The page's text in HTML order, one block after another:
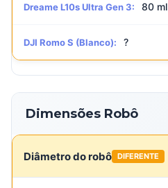
Dreame L10s Ultra Gen 3: 80 ml
DJI Romo S (Blanco): ?
Dimensões Robô
Diâmetro do robô DIFERENTE